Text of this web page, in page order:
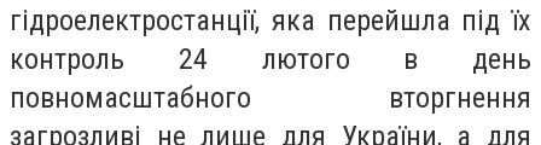
гідроелектростанції, яка перейшла під їх
контроль 24 лютого в день
повномасштабного вторгнення
загрозливі не лише для України, а для